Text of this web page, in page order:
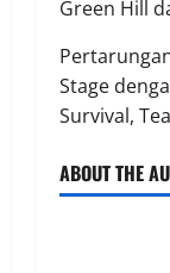
Green Hill
Stage
Survival,
ABOUT THE